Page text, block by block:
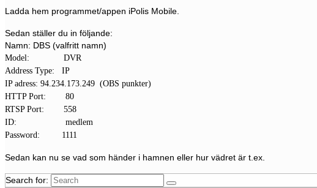
Ladda hem programmet/appen iPolis Mobile.
Sedan ställer du in följande:
Namn: DBS (valfritt namn)
Model: DVR
Address Type: IP
IP adress: 94.234.173.249 (OBS punkter)
HTTP Port: 80
RTSP Port: 558
ID: medlem
Password: 1111
Sedan kan nu se vad som händer i hamnen eller hur vädret är t.ex.
Search for: